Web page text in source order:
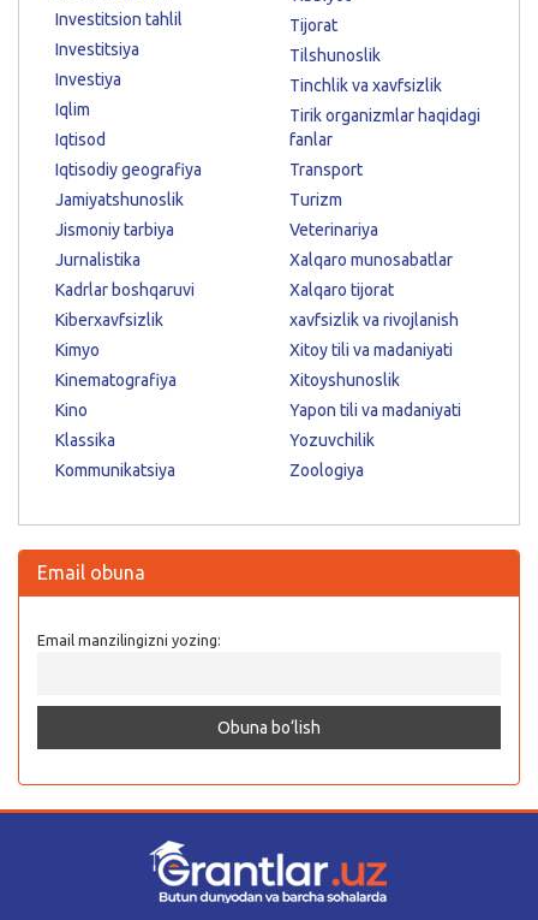
Investitsion tahlil
Investitsiya
Investiya
Iqlim
Iqtisod
Iqtisodiy geografiya
Jamiyatshunoslik
Jismoniy tarbiya
Jurnalistika
Kadrlar boshqaruvi
Kiberxavfsizlik
Kimyo
Kinematografiya
Kino
Klassika
Kommunikatsiya
Tijorat
Tilshunoslik
Tinchlik va xavfsizlik
Tirik organizmlar haqidagi
fanlar
Transport
Turizm
Veterinariya
Xalqaro munosabatlar
Xalqaro tijorat
xavfsizlik va rivojlanish
Xitoy tili va madaniyati
Xitoyshunoslik
Yapon tili va madaniyati
Yozuvchilik
Zoologiya
Email obuna
Email manzilingizni yozing: